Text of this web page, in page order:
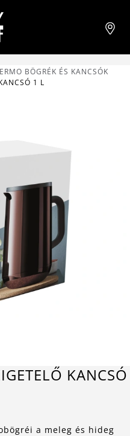
BÖGRÉK ÉS KANCSÓK
1 L
KANCSÓ
a meleg és hideg